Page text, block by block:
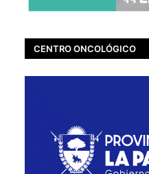
CENTRO ONCOLÓGICO